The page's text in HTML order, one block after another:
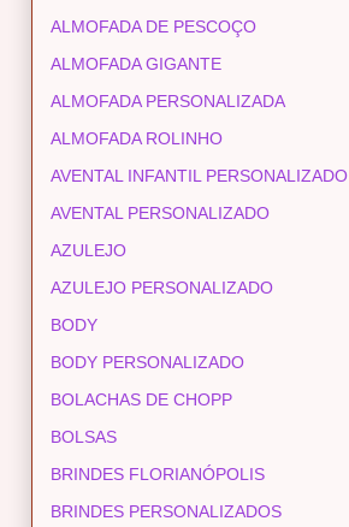
ALMOFADA DE PESCOÇO
ALMOFADA GIGANTE
ALMOFADA PERSONALIZADA
ALMOFADA ROLINHO
AVENTAL INFANTIL PERSONALIZADO
AVENTAL PERSONALIZADO
AZULEJO
AZULEJO PERSONALIZADO
BODY
BODY PERSONALIZADO
BOLACHAS DE CHOPP
BOLSAS
BRINDES FLORIANÓPOLIS
BRINDES PERSONALIZADOS